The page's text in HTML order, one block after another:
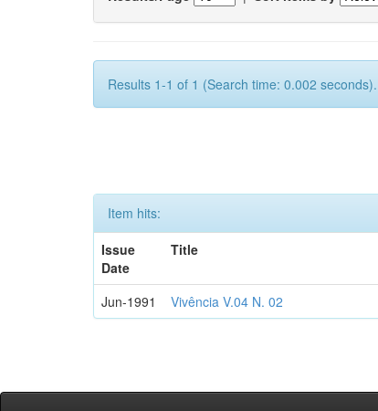
Results 1-1 of 1 (Search time: 0.002 seconds).
Item hits:
Issue
Date
Title
Jun-1991 Vivência V.04 N. 02